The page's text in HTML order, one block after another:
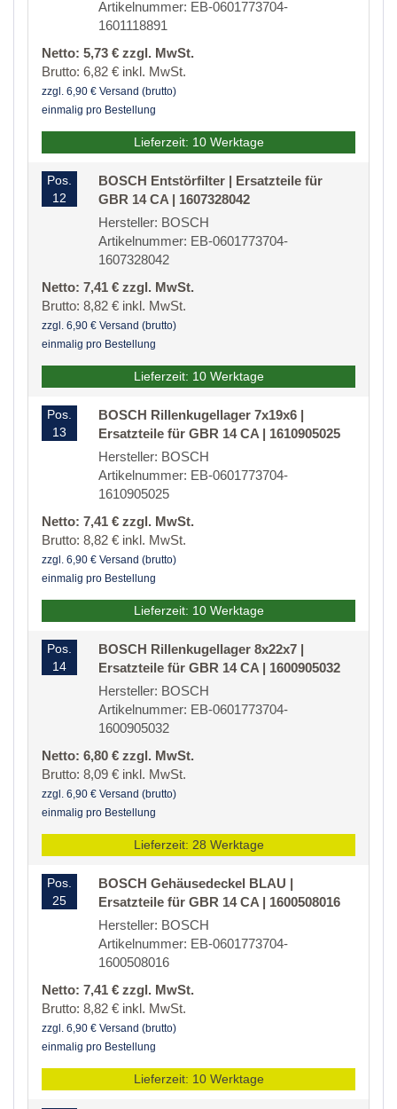
Artikelnummer: EB-0601773704-
1601118891
Netto: 5,73 € zzgl. MwSt.
Brutto: 6,82 € inkl. MwSt.
zzgl. 6,90 € Versand (brutto)
einmalig pro Bestellung
Lieferzeit: 10 Werktage
Pos.
12
BOSCH Entstörfilter | Ersatzteile für
GBR 14 CA | 1607328042
Hersteller: BOSCH
Artikelnummer: EB-0601773704-
1607328042
Netto: 7,41 € zzgl. MwSt.
Brutto: 8,82 € inkl. MwSt.
zzgl. 6,90 € Versand (brutto)
einmalig pro Bestellung
Lieferzeit: 10 Werktage
Pos.
13
BOSCH Rillenkugellager 7x19x6 |
Ersatzteile für GBR 14 CA | 1610905025
Hersteller: BOSCH
Artikelnummer: EB-0601773704-
1610905025
Netto: 7,41 € zzgl. MwSt.
Brutto: 8,82 € inkl. MwSt.
zzgl. 6,90 € Versand (brutto)
einmalig pro Bestellung
Lieferzeit: 10 Werktage
Pos.
14
BOSCH Rillenkugellager 8x22x7 |
Ersatzteile für GBR 14 CA | 1600905032
Hersteller: BOSCH
Artikelnummer: EB-0601773704-
1600905032
Netto: 6,80 € zzgl. MwSt.
Brutto: 8,09 € inkl. MwSt.
zzgl. 6,90 € Versand (brutto)
einmalig pro Bestellung
Lieferzeit: 28 Werktage
Pos.
25
BOSCH Gehäusedeckel BLAU |
Ersatzteile für GBR 14 CA | 1600508016
Hersteller: BOSCH
Artikelnummer: EB-0601773704-
1600508016
Netto: 7,41 € zzgl. MwSt.
Brutto: 8,82 € inkl. MwSt.
zzgl. 6,90 € Versand (brutto)
einmalig pro Bestellung
Lieferzeit: 10 Werktage